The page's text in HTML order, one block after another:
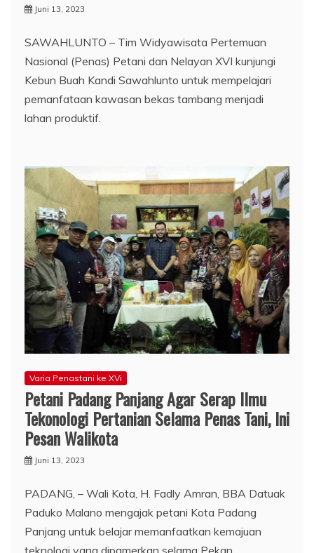
Juni 13, 2023
SAWAHLUNTO – Tim Widyawisata Pertemuan
Nasional (Penas) Petani dan Nelayan XVI kunjungi
Kebun Buah Kandi Sawahlunto untuk mempelajari
pemanfataan kawasan bekas tambang menjadi
lahan produktif.
Varia Penastani ke XVi
Petani Padang Panjang Agar Serap Ilmu
Tekonologi Pertanian Selama Penas Tani, Ini
Pesan Walikota
Juni 13, 2023
PADANG, – Wali Kota, H. Fadly Amran, BBA Datuak
Paduko Malano mengajak petani Kota Padang
Panjang untuk belajar memanfaatkan kemajuan